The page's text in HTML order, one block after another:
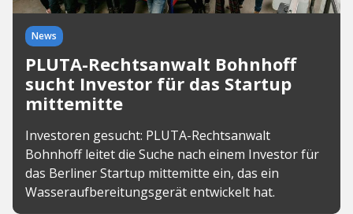
News
PLUTA-Rechtsanwalt Bohnhoff
sucht Investor für das Startup
mittemitte
Investoren gesucht: PLUTA-Rechtsanwalt
Bohnhoff leitet die Suche nach einem Investor für
das Berliner Startup mittemitte ein, das ein
Wasseraufbereitungsgerät entwickelt hat.